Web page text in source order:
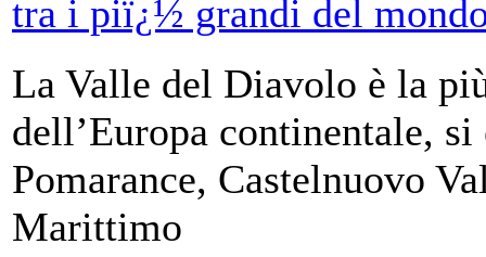
La Valle del Diavolo è la
dell’Europa continentale,
Pomarance, Castelnuovo
Marittimo